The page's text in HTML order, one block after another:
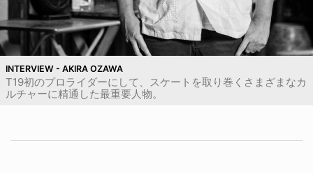
INTERVIEW - AKIRA OZAWA
T19初のプロライダーにして、スケートを取り巻くさまざまなカ
ルチャーに精通した最重要人物。